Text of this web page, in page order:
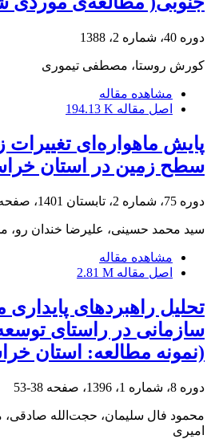
دوره 40، شماره 2، 1388
کورش روستا، مصطفی تیموری
مشاهده مقاله
اصل مقاله 194.13 K
پایش ماهواره‌ای
سطح زمین در استان
دوره 75، شماره 2، تابستان 1401، صفحه
سید محمد حسینی، علیرضا خندان رو،
مشاهده مقاله
اصل مقاله 2.81 M
تحلیل راهبردهای پایداری
سازمانی در راستای
(نمونه مطالعه: استان
دوره 8، شماره 1، 1396، صفحه 38-53
محمود فال سلیمان، حجت‌الله
امیری